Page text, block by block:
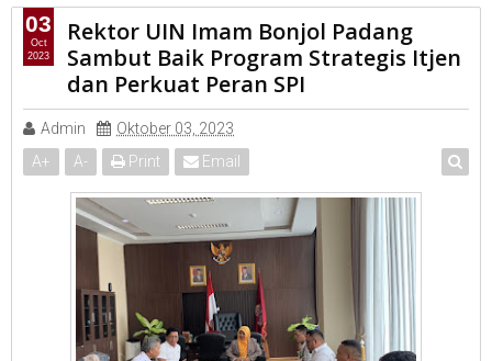
Universitas
Rektor UIN Imam Bonjol Padang Sambut Baik Program Strategis
Itjen dan Perkuat Peran SPI
Rektor UIN Imam Bonjol Padang
Sambut Baik Program Strategis Itjen
dan Perkuat Peran SPI
Admin
Oktober 03, 2023
A+ A- Print Email
03
Oct
2023